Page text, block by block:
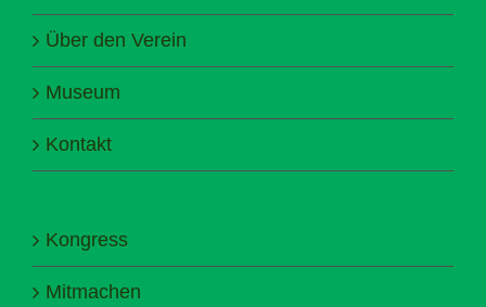
Über den Verein
Museum
Kontakt
Kongress
Mitmachen